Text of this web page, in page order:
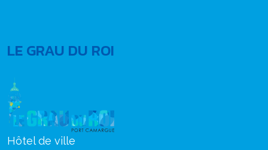
LE GRAU DU ROI
Hôtel de ville